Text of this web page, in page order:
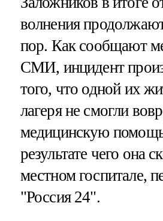
волнения
пор. Как сообщают
СМИ, инцидент
того, что одной их
лагеря не смогли
медицинскую
результате чего она
местном госпитале,
"Россия 24".